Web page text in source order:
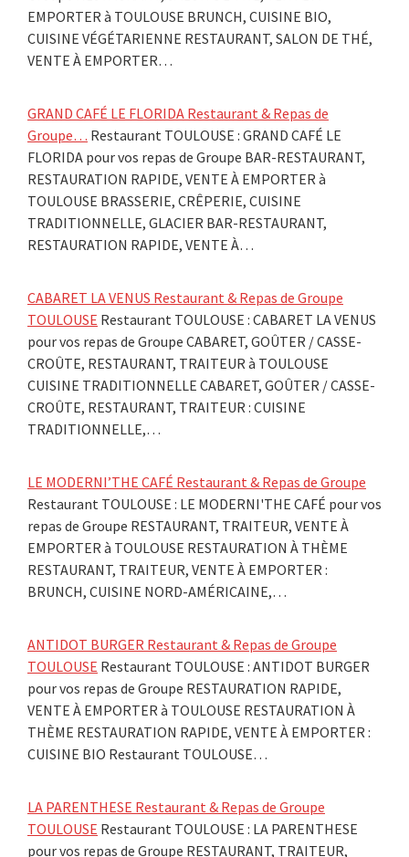
EMPORTER à TOULOUSE BRUNCH, CUISINE BIO,
CUISINE VÉGÉTARIENNE RESTAURANT, SALON DE THÉ,
VENTE À EMPORTER…
GRAND CAFÉ LE FLORIDA Restaurant & Repas de
Groupe… Restaurant TOULOUSE : GRAND CAFÉ LE
FLORIDA pour vos repas de Groupe BAR-RESTAURANT,
RESTAURATION RAPIDE, VENTE À EMPORTER à
TOULOUSE BRASSERIE, CRÊPERIE, CUISINE
TRADITIONNELLE, GLACIER BAR-RESTAURANT,
RESTAURATION RAPIDE, VENTE À…
CABARET LA VENUS Restaurant & Repas de Groupe
TOULOUSE Restaurant TOULOUSE : CABARET LA VENUS
pour vos repas de Groupe CABARET, GOÛTER / CASSE-
CROÛTE, RESTAURANT, TRAITEUR à TOULOUSE
CUISINE TRADITIONNELLE CABARET, GOÛTER / CASSE-
CROÛTE, RESTAURANT, TRAITEUR : CUISINE
TRADITIONNELLE,…
LE MODERNI’THE CAFÉ Restaurant & Repas de Groupe
Restaurant TOULOUSE : LE MODERNI'THE CAFÉ pour vos
repas de Groupe RESTAURANT, TRAITEUR, VENTE À
EMPORTER à TOULOUSE RESTAURATION À THÈME
RESTAURANT, TRAITEUR, VENTE À EMPORTER :
BRUNCH, CUISINE NORD-AMÉRICAINE,…
ANTIDOT BURGER Restaurant & Repas de Groupe
TOULOUSE Restaurant TOULOUSE : ANTIDOT BURGER
pour vos repas de Groupe RESTAURATION RAPIDE,
VENTE À EMPORTER à TOULOUSE RESTAURATION À
THÈME RESTAURATION RAPIDE, VENTE À EMPORTER :
CUISINE BIO Restaurant TOULOUSE…
LA PARENTHESE Restaurant & Repas de Groupe
TOULOUSE Restaurant TOULOUSE : LA PARENTHESE
pour vos repas de Groupe RESTAURANT, TRAITEUR,